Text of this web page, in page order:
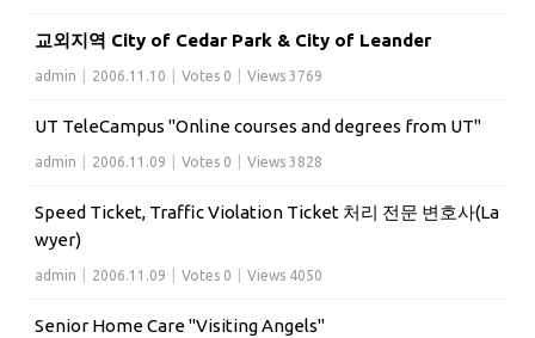
교외지역 City of Cedar Park & City of Leander
admin 2006.11.10 Votes 0 Views 3769
UT TeleCampus "Online courses and degrees from UT"
admin 2006.11.09 Votes 0 Views 3828
Speed Ticket, Traffic Violation Ticket 처리 전문 변호사(La
wyer)
admin 2006.11.09 Votes 0 Views 4050
Senior Home Care "Visiting Angels"